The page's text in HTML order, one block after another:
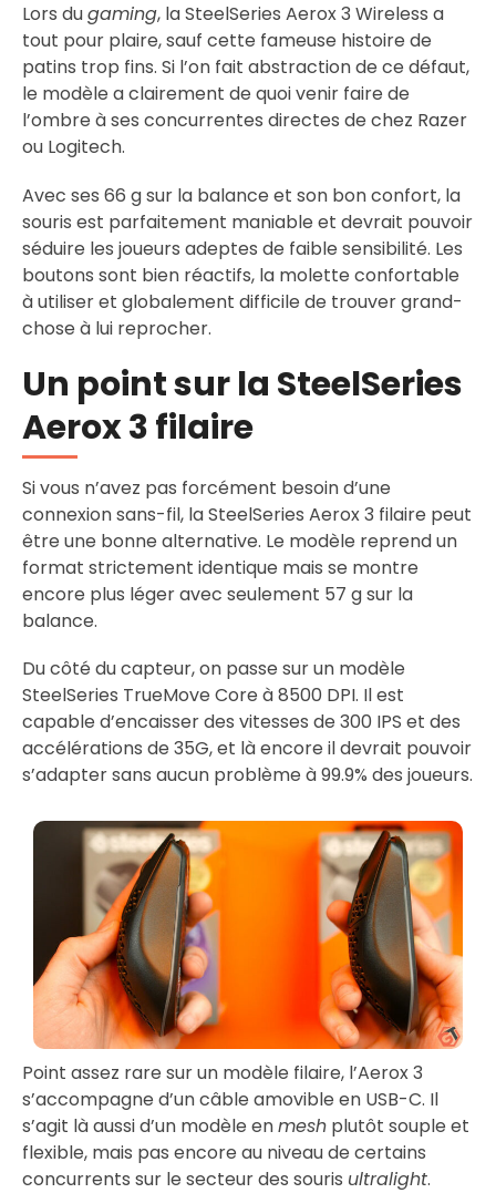
Lors dugaming, la SteelSeries Aerox 3 Wireless a
tout pour plaire, sauf cette fameuse histoire de
patins trop fins. Si l’on fait abstraction de ce défaut,
le modèle a clairement de quoi venir faire de
l’ombre à ses concurrentes directes de chez Razer
ou Logitech.
Avec ses 66 g sur la balance et son bon confort, la
souris est parfaitement maniable et devrait pouvoir
séduire les joueurs adeptes de faible sensibilité. Les
boutons sont bien réactifs, la molette confortable
à utiliser et globalement difficile de trouver grand-
chose à lui reprocher.
Un point sur la SteelSeries
Aerox 3 filaire
Si vous n’avez pas forcément besoin d’une
connexion sans-fil, la SteelSeries Aerox 3 filaire peut
être une bonne alternative. Le modèle reprend un
format strictement identique mais se montre
encore plus léger avec seulement 57 g sur la
balance.
Du côté du capteur, on passe sur un modèle
SteelSeries TrueMove Core à 8500 DPI. Il est
capable d’encaisser des vitesses de 300 IPS et des
accélérations de 35G, et là encore il devrait pouvoir
s’adapter sans aucun problème à 99.9% des joueurs.
Point assez rare sur un modèle filaire, l’Aerox 3
s’accompagne d’un câble amovible en USB-C. Il
s’agit là aussi d’un modèle enmesh plutôt souple et
flexible, mais pas encore au niveau de certains
concurrents sur le secteur des souris ultralight.